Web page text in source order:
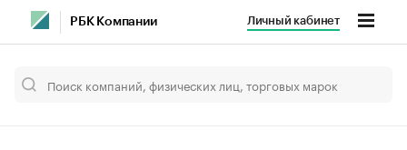
РБК Компании Личный кабинет